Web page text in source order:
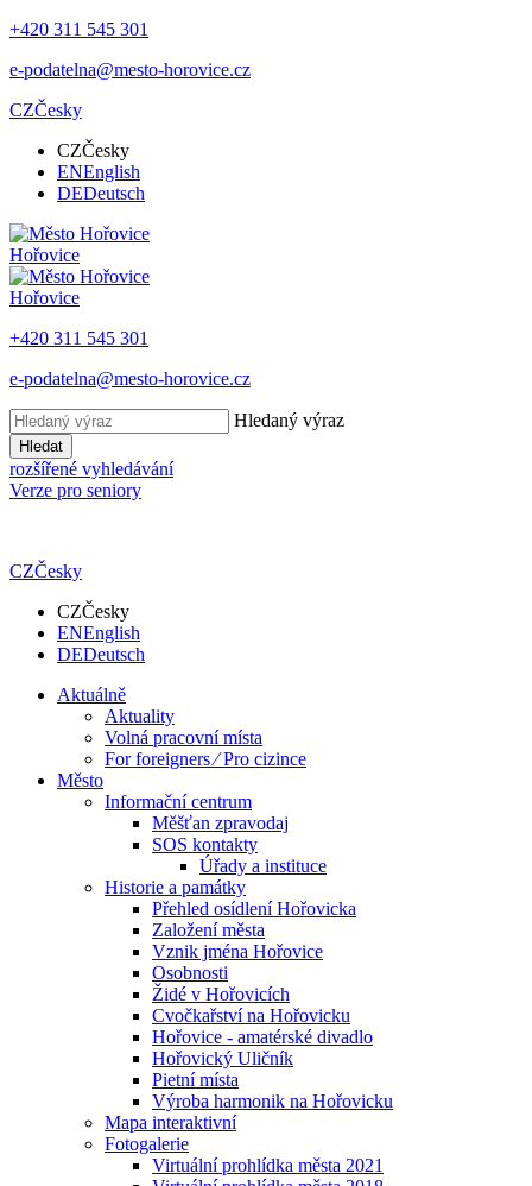
+420 311 545 301
e-podatelna@mesto-horovice.cz
CZČesky
CZČesky
ENEnglish
DEDeutsch
Hořovice
Hořovice
+420 311 545 301
e-podatelna@mesto-horovice.cz
Hledaný výraz
Hledat
rozšířené vyhledávání
Verze pro seniory
CZČesky
CZČesky
ENEnglish
DEDeutsch
Aktuálně
Aktuality
Volná pracovní místa
For foreigners ⁄ Pro cizince
Město
Informační centrum
Měšťan zpravodaj
SOS kontakty
Úřady a instituce
Historie a památky
Přehled osídlení Hořovicka
Založení města
Vznik jména Hořovice
Osobnosti
Židé v Hořovicích
Cvočkařství na Hořovicku
Hořovice - amatérské divadlo
Hořovický Uličník
Pietní místa
Výroba harmonik na Hořovicku
Mapa interaktivní
Fotogalerie
Virtuální prohlídka města 2021